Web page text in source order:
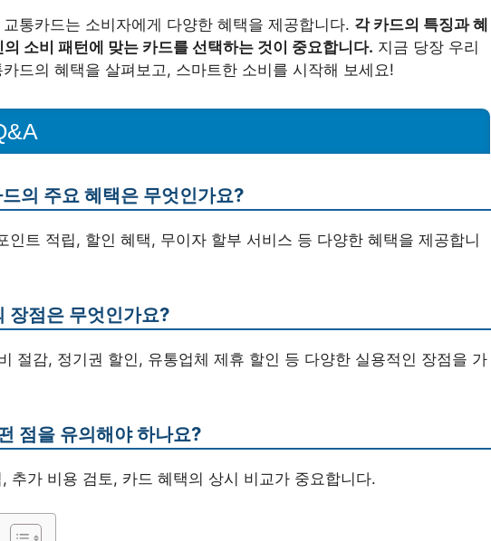
통카드는 소비자에게 다양한 혜택을 제공합니다. 각 카드의 특징과 혜
소비 패턴에 맞는 카드를 선택하는 것이 중요합니다. 지금 당장 우리
드의 혜택을 살펴보고, 스마트한 소비를 시작해 보세요!
의 주요 혜택은 무엇인가요?
인트 적립, 할인 혜택, 무이자 할부 서비스 등 다양한 혜택을 제공합니
장점은 무엇인가요?
절감, 정기권 할인, 유통업체 제휴 할인 등 다양한 실용적인 장점을 가
점을 유의해야 하나요?
추가 비용 검토, 카드 혜택의 상시 비교가 중요합니다.